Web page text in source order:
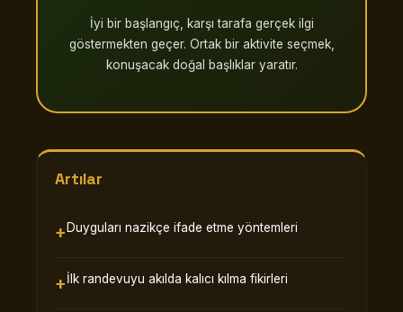
İyi bir başlangıç, karşı tarafa gerçek ilgi
göstermekten geçer. Ortak bir aktivite seçmek,
konuşacak doğal başlıklar yaratır.
Artılar
Duyguları nazikçe ifade etme yöntemleri
İlk randevuyu akılda kalıcı kılma fikirleri